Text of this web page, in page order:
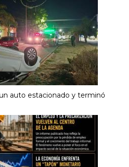
auto estacionado y terminó